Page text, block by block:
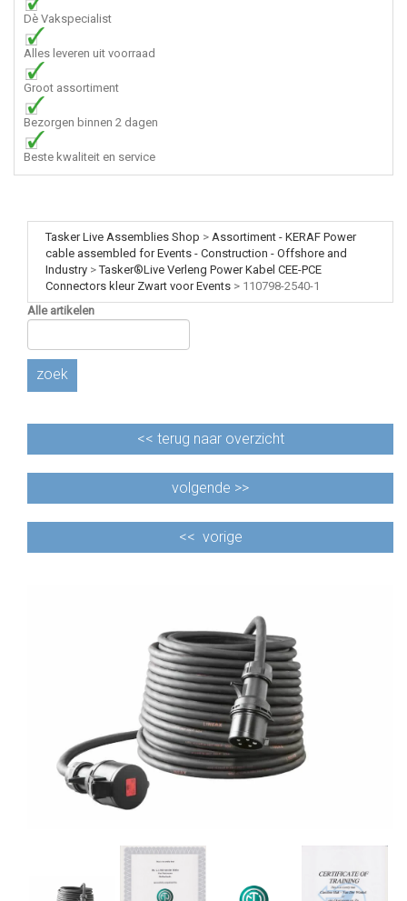
Dè Vakspecialist
Alles leveren uit voorraad
Groot assortiment
Bezorgen binnen 2 dagen
Beste kwaliteit en service
Tasker Live Assemblies Shop > Assortiment - KERAF Power
cable assembled for Events - Construction - Offshore and
Industry >Tasker®Live Verleng Power Kabel CEE-PCE
Connectors kleur Zwart voor Events > 110798-2540-1
Alle artikelen
zoek
<< terug naar overzicht
volgende >>
<< vorige